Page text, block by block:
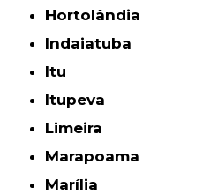
Hortolândia
Indaiatuba
Itu
Itupeva
Limeira
Marapoama
Marília